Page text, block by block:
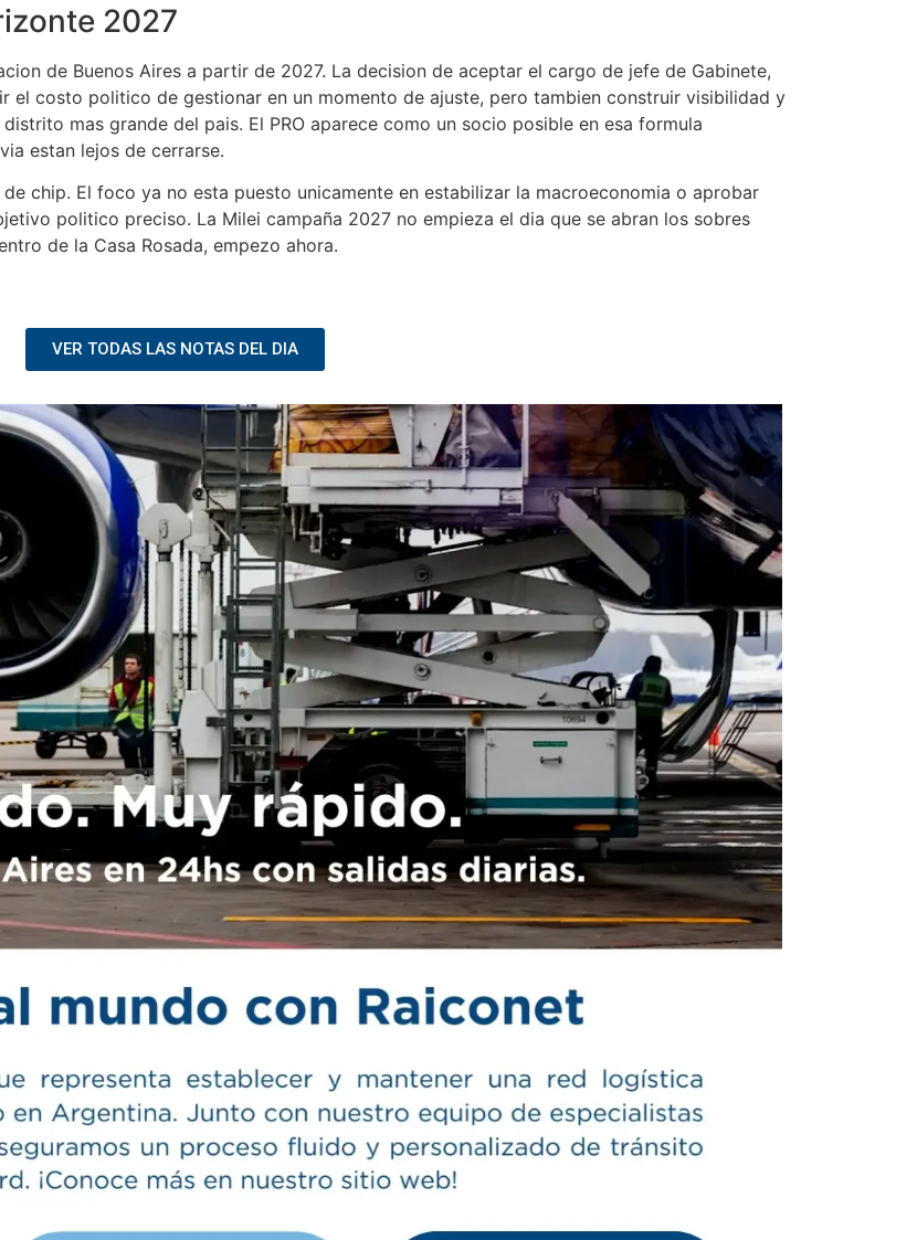
2027
de Buenos Aires a partir de 2027. La decision de aceptar el cargo de jefe de Gabinete,
el costo politico de gestionar en un momento de ajuste, pero tambien construir visibilidad y
mas grande del pais. El PRO aparece como un socio posible en esa formula
estan lejos de cerrarse.
chip. El foco ya no esta puesto unicamente en estabilizar la macroeconomia o aprobar
politico preciso. La Milei campaña 2027 no empieza el dia que se abran los sobres
de la Casa Rosada, empezo ahora.
VER TODAS LAS NOTAS DEL DIA